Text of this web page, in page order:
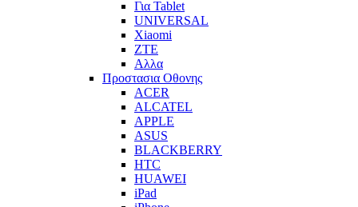
Για Tablet
UNIVERSAL
Xiaomi
ZTE
Αλλα
Προστασια Οθονης
ACER
ALCATEL
APPLE
ASUS
BLACKBERRY
HTC
HUAWEI
iPad